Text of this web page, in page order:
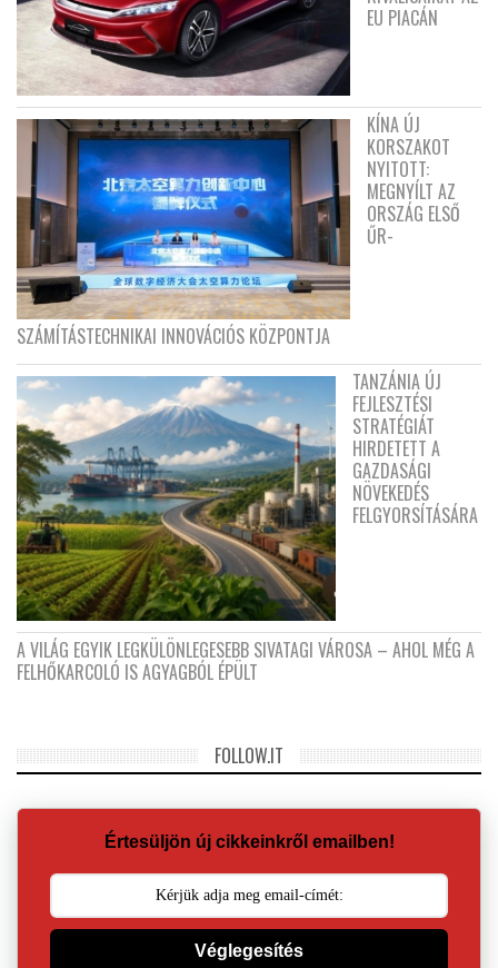
EU PIACÁN
KÍNA ÚJ
KORSZAKOT
NYITOTT:
MEGNYÍLT AZ
ORSZÁG ELSŐ
ŰR-
SZÁMÍTÁSTECHNIKAI INNOVÁCIÓS KÖZPONTJA
TANZÁNIA ÚJ
FEJLESZTÉSI
STRATÉGIÁT
HIRDETETT A
GAZDASÁGI
NÖVEKEDÉS
FELGYORSÍTÁSÁRA
A VILÁG EGYIK LEGKÜLÖNLEGESEBB SIVATAGI VÁROSA – AHOL MÉG A
FELHŐKARCOLÓ IS AGYAGBÓL ÉPÜLT
FOLLOW.IT
Értesüljön új cikkeinkről emailben!
Véglegesítés